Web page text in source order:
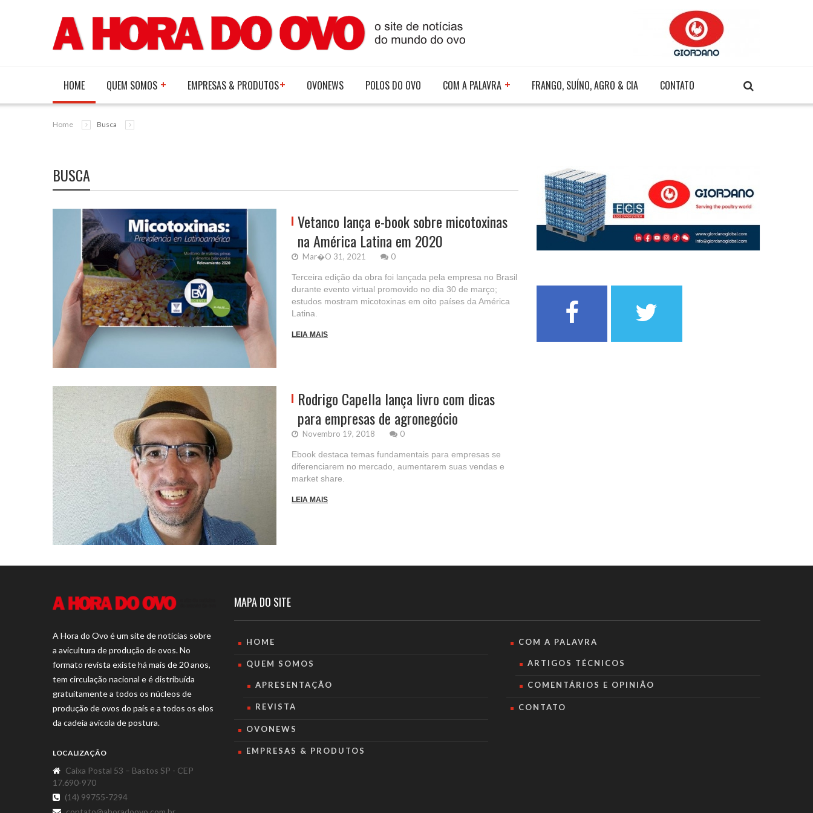
HOME QUEM SOMOS EMPRESAS & PRODUTOS OVONEWS POLOS DO OVO COM A PALAVRA FRANGO, SUÍNO, AGRO & CIA CONTATO
Home Busca
BUSCA
Vetanco lança e-book sobre micotoxinas
na América Latina em 2020
Mar�o 31, 2021 0
Terceira edição da obra foi lançada pela empresa no Brasil
durante evento virtual promovido no dia 30 de março;
estudos mostram micotoxinas em oito países da América
Latina.
LEIA MAIS
Rodrigo Capella lança livro com dicas
para empresas de agronegócio
Novembro 19, 2018 0
Ebook destaca temas fundamentais para empresas se
diferenciarem no mercado, aumentarem suas vendas e
market share.
LEIA MAIS
A Hora do Ovo é um site de notícias sobre
a avicultura de produção de ovos. No
formato revista existe há mais de 20 anos,
tem circulação nacional e é distribuída
gratuitamente a todos os núcleos de
produção de ovos do país e a todos os elos
da cadeia avícola de postura.
LOCALIZAÇÃO
Caixa Postal 53 – Bastos SP - CEP
17.690-970
(14) 99755-7294
MAPA DO SITE
HOME
QUEM SOMOS
APRESENTAÇÃO
REVISTA
OVONEWS
EMPRESAS & PRODUTOS
COM A PALAVRA
ARTIGOS TÉCNICOS
COMENTÁRIOS E OPINIÃO
CONTATO